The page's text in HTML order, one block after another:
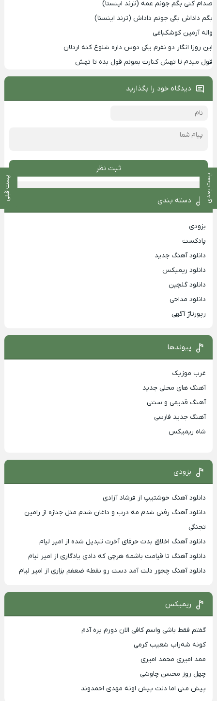
پست بعدی پست قبلی
صدام کنی بگم جونم عمه (ترند اینستا)
بگم داداش بگی جونم داداش (ترند اینستا)
واله آرمین کوشکباغی
این روزا انگار دو نفرم یکی دوس داره شلوغ کنه اردلان
قول میدم تا تهش کنارت بمونم قول بده تا تهش
دیدگاه خود را بگذارید
ثبت نظر
دسته بندی
بزودی
پادکست
دانلود آهنگ جدید
دانلود ریمیکس
دانلود گلچین
دانلود مداحی
رپورتاژ آگهی
پیوندها
غرب موزیک
آهنگ های محلی جدید
آهنگ قدیمی و سنتی
آهنگ جدید فارسی
شاه ریمیکس
بزودی
دانلود آهنگ خوشتیپ از فرشاد آزادی
دانلود آهنگ رفتی شدم مه درب و داغان شدم مثل جنازه از رامین
تجنگی
دانلود آهنگ اخلاق بدت حرفای آخرت تبدیل شده از امیر لیام
دانلود آهنگ تا قیامت باشمه هرچی که دادی یادگاری از امیر لیام
دانلود آهنگ چجور دلت آمد دست رو نقطه ضعفم بزاری از امیر لیام
ریمیکس
گفتم فقط باشی واسم کافی الان دورم پره آدم
کونه شه‌راب شعیب کرمی
ممد امیری محمد امیری
چهل روز محسن چاوشی
پیش منی اما دلت پیش اونه مهدی احمدوند